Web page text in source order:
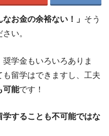
お金の余裕ない！」 そう
い。
学金もいろいろありま
留学はできますし、工夫
可能です！
学することも不可能ではな